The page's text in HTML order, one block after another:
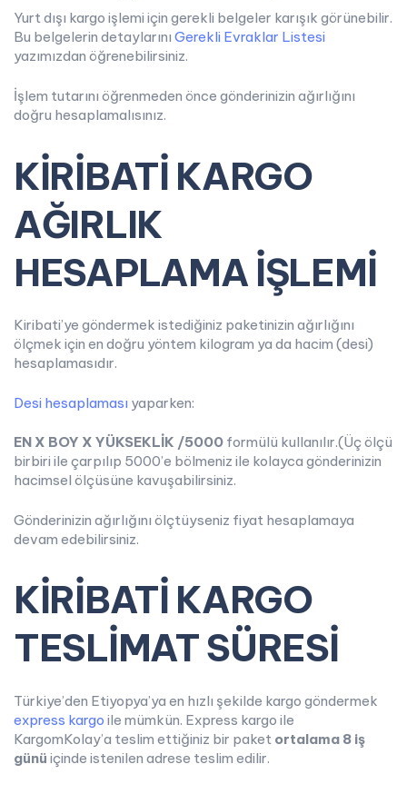
Yurt dışı kargo işlemi için gerekli belgeler karışık görünebilir.
Bu belgelerin detaylarını Gerekli Evraklar Listesi
yazımızdan öğrenebilirsiniz.
İşlem tutarını öğrenmeden önce gönderinizin ağırlığını
doğru hesaplamalısınız.
KİRİBATİ KARGO
AĞIRLIK
HESAPLAMA İŞLEMİ
Kiribati’ye göndermek istediğiniz paketinizin ağırlığını
ölçmek için en doğru yöntem kilogram ya da hacim (desi)
hesaplamasıdır.
Desi hesaplaması yaparken:
EN X BOY X YÜKSEKLİK /5000 formülü kullanılır.(Üç ölçü
birbiri ile çarpılıp 5000’e bölmeniz ile kolayca gönderinizin
hacimsel ölçüsüne kavuşabilirsiniz.
Gönderinizin ağırlığını ölçtüyseniz fiyat hesaplamaya
devam edebilirsiniz.
KİRİBATİ KARGO
TESLİMAT SÜRESİ
Türkiye’den Etiyopya’ya en hızlı şekilde kargo göndermek
express kargo ile mümkün. Express kargo ile
KargomKolay’a teslim ettiğiniz bir paket ortalama 8 iş
günü içinde istenilen adrese teslim edilir.